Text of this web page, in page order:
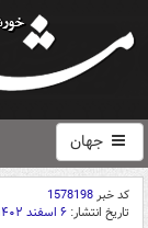
جهان
کد خبر1578198
تاریخ انتشار: ۶ اسفند ۱۴۰۲ - ۰۵:۳۹